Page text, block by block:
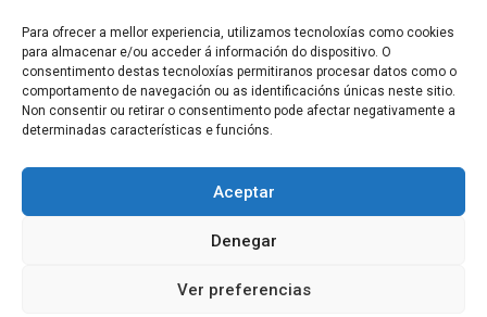
Para ofrecer a mellor experiencia, utilizamos tecnoloxías como cookies
para almacenar e/ou acceder á información do dispositivo. O
consentimento destas tecnoloxías permitiranos procesar datos como o
comportamento de navegación ou as identificacións únicas neste sitio.
Non consentir ou retirar o consentimento pode afectar negativamente a
determinadas características e funcións.
Aceptar
Denegar
Ver preferencias